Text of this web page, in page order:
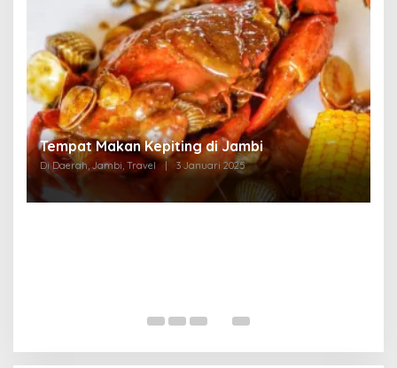
Tempat Makan di Thehok Jambi
Di Daerah, Jambi, Travel 3 Januari 2025